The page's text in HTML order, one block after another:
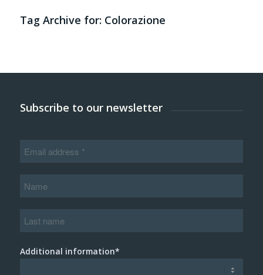
Tag Archive for: Colorazione
Subscribe to our newsletter
Additional information*